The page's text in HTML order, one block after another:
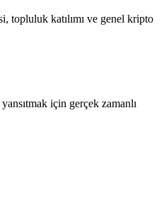
topluluk katılımı ve genel kripto
için gerçek zamanlı